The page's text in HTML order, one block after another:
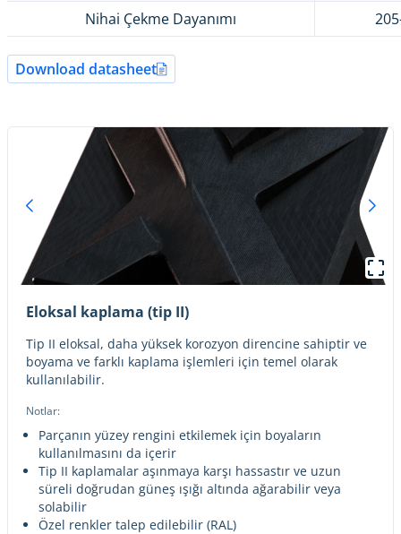
Nihai Çekme Dayanımı
Download datasheet
Eloksal kaplama (tip II)
Tip II eloksal, daha yüksek korozyon direncine sahiptir ve
boyama ve farklı kaplama işlemleri için temel olarak
kullanılabilir.
Notlar:
Parçanın yüzey rengini etkilemek için boyaların
kullanılmasını da içerir
Tip II kaplamalar aşınmaya karşı hassastır ve uzun
süreli doğrudan güneş ışığı altında ağarabilir veya
solabilir
Özel renkler talep edilebilir (RAL)